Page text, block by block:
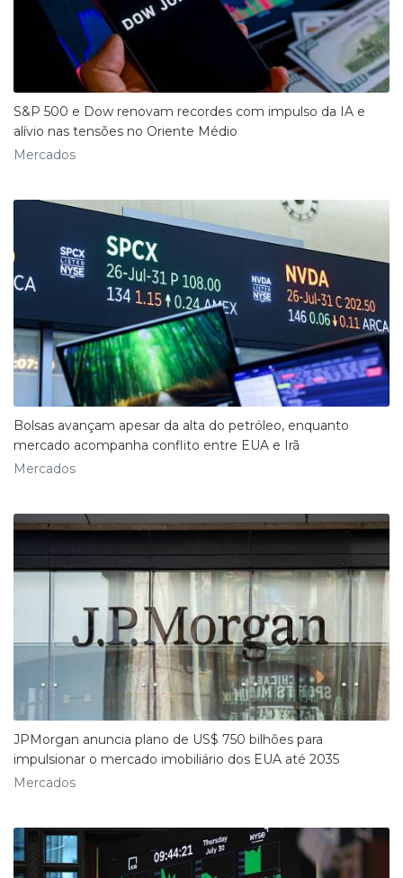
S&P 500 e Dow renovam recordes com impulso da IA e
alívio nas tensões no Oriente Médio
Mercados
Bolsas avançam apesar da alta do petróleo, enquanto
mercado acompanha conflito entre EUA e Irã
Mercados
JPMorgan anuncia plano de US$ 750 bilhões para
impulsionar o mercado imobiliário dos EUA até 2035
Mercados